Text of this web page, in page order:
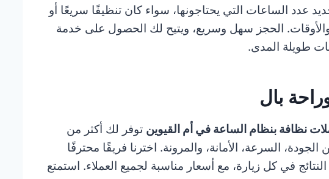
عدد الساعات التي يحتاجونها، سواء كان تنظيفًا سريعًا أو
والأوقات. الحجز سهل وسريع، ويتيح لك الحصول على خدمة
طويلة المدى.
نظافة بنظام الساعة في أم القيوين توفر لك أكثر من
السرعة، الأمانة، والمرونة. اخترنا فريقًا محترفًا
في كل زيارة، مع أسعار مناسبة لجميع العملاء. استمتع